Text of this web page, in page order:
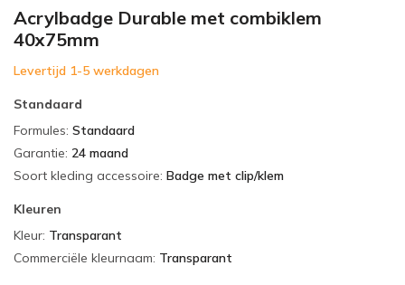
Acrylbadge Durable met combiklem
40x75mm
Levertijd 1-5 werkdagen
Standaard
Formules: Standaard
Garantie: 24 maand
Soort kleding accessoire: Badge met clip/klem
Kleuren
Kleur: Transparant
Commerciële kleurnaam: Transparant